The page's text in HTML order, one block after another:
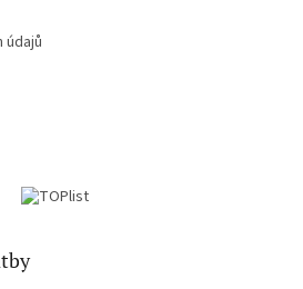
údajů